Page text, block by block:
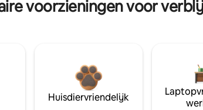
voorzieningen voor
Huisdiervriendelijk